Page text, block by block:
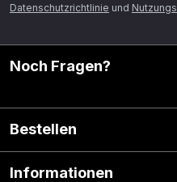
Datenschutzrichtlinie und
Noch Fragen?
Bestellen
Informationen